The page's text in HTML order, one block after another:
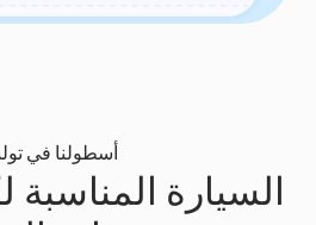
أسطولنا في
السيارة